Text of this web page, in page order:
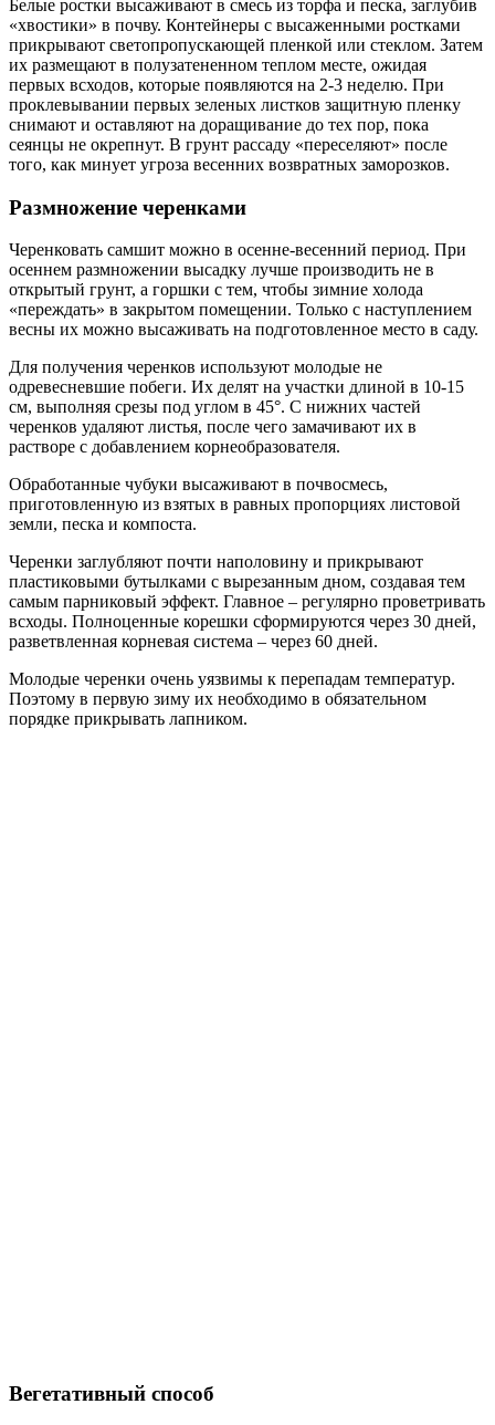
Белые ростки высаживают в смесь из торфа и песка, заглубив
«хвостики» в почву. Контейнеры с высаженными ростками
прикрывают светопропускающей пленкой или стеклом. Затем
их размещают в полузатененном теплом месте, ожидая
первых всходов, которые появляются на 2-3 неделю. При
проклевывании первых зеленых листков защитную пленку
снимают и оставляют на доращивание до тех пор, пока
сеянцы не окрепнут. В грунт рассаду «переселяют» после
того, как минует угроза весенних возвратных заморозков.
Размножение черенками
Черенковать самшит можно в осенне-весенний период. При
осеннем размножении высадку лучше производить не в
открытый грунт, а горшки с тем, чтобы зимние холода
«переждать» в закрытом помещении. Только с наступлением
весны их можно высаживать на подготовленное место в саду.
Для получения черенков используют молодые не
одревесневшие побеги. Их делят на участки длиной в 10-15
см, выполняя срезы под углом в 45°. С нижних частей
черенков удаляют листья, после чего замачивают их в
растворе с добавлением корнеобразователя.
Обработанные чубуки высаживают в почвосмесь,
приготовленную из взятых в равных пропорциях листовой
земли, песка и компоста.
Черенки заглубляют почти наполовину и прикрывают
пластиковыми бутылками с вырезанным дном, создавая тем
самым парниковый эффект. Главное – регулярно проветривать
всходы. Полноценные корешки сформируются через 30 дней,
разветвленная корневая система – через 60 дней.
Молодые черенки очень уязвимы к перепадам температур.
Поэтому в первую зиму их необходимо в обязательном
порядке прикрывать лапником.
Вегетативный способ